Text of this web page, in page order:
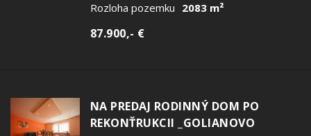
Rozloha pozemku 2083 m²
87.900,- €
NA PREDAJ RODINNÝ DOM PO
REKONŤRUKCII _GOLIANOVO